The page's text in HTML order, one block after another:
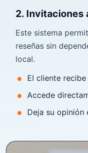
2. Invitaciones
Este sistema
reseñas sin
local.
El cliente
Accede
Deja su opinión